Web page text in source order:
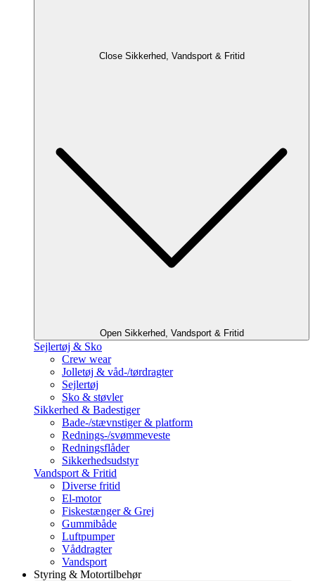
Close Sikkerhed, Vandsport & Fritid
Open Sikkerhed, Vandsport & Fritid
Sejlertøj & Sko
Crew wear
Jolletøj & våd-/tørdragter
Sejlertøj
Sko & støvler
Sikkerhed & Badestiger
Bade-/stævnstiger & platform
Rednings-/svømmeveste
Redningsflåder
Sikkerhedsudstyr
Vandsport & Fritid
Diverse fritid
El-motor
Fiskestænger & Grej
Gummibåde
Luftpumper
Våddragter
Vandsport
Styring & Motortilbehør